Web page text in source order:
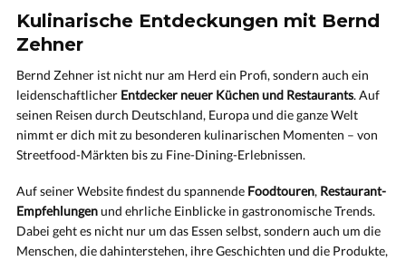
Kulinarische Entdeckungen mit Bernd
Zehner
Bernd Zehner ist nicht nur am Herd ein Profi, sondern auch ein
leidenschaftlicher Entdecker neuer Küchen und Restaurants. Auf
seinen Reisen durch Deutschland, Europa und die ganze Welt
nimmt er dich mit zu besonderen kulinarischen Momenten – von
Streetfood-Märkten bis zu Fine-Dining-Erlebnissen.
Auf seiner Website findest du spannende Foodtouren, Restaurant-
Empfehlungenund ehrliche Einblicke in gastronomische Trends.
Dabei geht es nicht nur um das Essen selbst, sondern auch um die
Menschen, die dahinterstehen, ihre Geschichten und die Produkte,